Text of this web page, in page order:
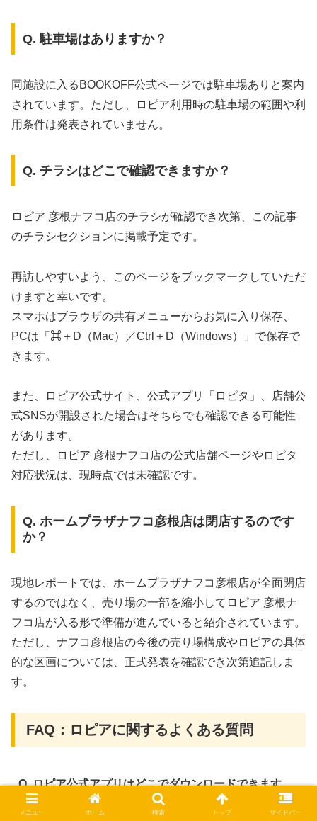
Q. 駐車場はありますか？
同施設に入るBOOKOFF公式ページでは駐車場ありと案内
されています。ただし、ロピア利用時の駐車場の範囲や利
用条件は発表されていません。
Q. チラシはどこで確認できますか？
ロピア 彦根ナフコ店のチラシが確認でき次第、この記事
のチラシセクションに掲載予定です。
再訪しやすいよう、このページをブックマークしていただ
けますと幸いです。
スマホはブラウザの共有メニューからお気に入り保存、
PCは「⌘＋D（Mac）／Ctrl＋D（Windows）」で保存で
きます。
また、ロピア公式サイト、公式アプリ「ロピタ」、店舗公
式SNSが開設された場合はそちらでも確認できる可能性
があります。
ただし、ロピア 彦根ナフコ店の公式店舗ページやロピタ
対応状況は、現時点では未確認です。
Q. ホームプラザナフコ彦根店は閉店するのです
か？
現地レポートでは、ホームプラザナフコ彦根店が全面閉店
するのではなく、売り場の一部を縮小してロピア 彦根ナ
フコ店が入る形で準備が進んでいると紹介されています。
ただし、ナフコ彦根店の今後の売り場構成やロピアの具体
的な区画については、正式発表を確認でき次第追記しま
す。
FAQ：ロピアに関するよくある質問
Q. ロピア公式アプリはどこでダウンロードできます
か？
メニュー ホーム 検索 トップ サイドバー